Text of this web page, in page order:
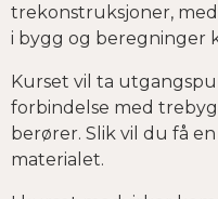
trekonstruksjoner,
i bygg og beregninger
Kurset vil ta
forbindelse med
berører. Slik vil du få
materialet.